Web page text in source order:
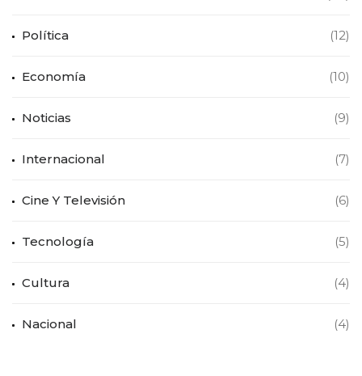
Política (12)
Economía (10)
Noticias (9)
Internacional (7)
Cine Y Televisión (6)
Tecnología (5)
Cultura (4)
Nacional (4)